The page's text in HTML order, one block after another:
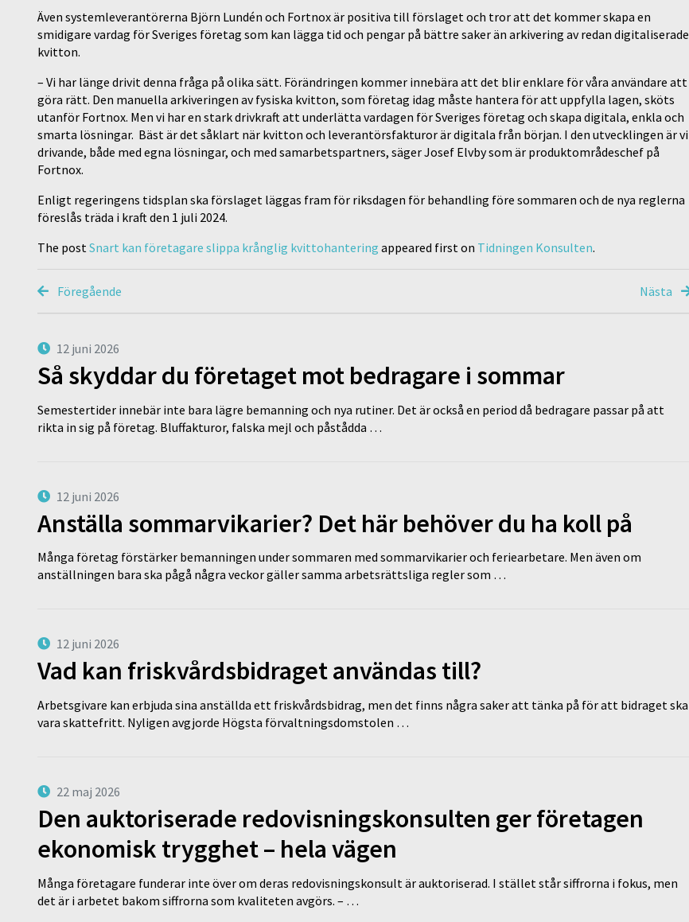
Även systemleverantörerna Björn Lundén och Fortnox är positiva till förslaget och tror att det kommer skapa en
smidigare vardag för Sveriges företag som kan lägga tid och pengar på bättre saker än arkivering av redan digitaliserade
kvitton.
– Vi har länge drivit denna fråga på olika sätt. Förändringen kommer innebära att det blir enklare för våra användare att
göra rätt. Den manuella arkiveringen av fysiska kvitton, som företag idag måste hantera för att uppfylla lagen, sköts
utanför Fortnox. Men vi har en stark drivkraft att underlätta vardagen för Sveriges företag och skapa digitala, enkla och
smarta lösningar. Bäst är det såklart när kvitton och leverantörsfakturor är digitala från början. I den utvecklingen är vi
drivande, både med egna lösningar, och med samarbetspartners, säger Josef Elvby som är produktområdeschef på
Fortnox.
Enligt regeringens tidsplan ska förslaget läggas fram för riksdagen för behandling före sommaren och de nya reglerna
föreslås träda i kraft den 1 juli 2024.
The post Snart kan företagare slippa krånglig kvittohantering appeared first on Tidningen Konsulten.
Föregående Nästa
12 juni 2026
Så skyddar du företaget mot bedragare i sommar
Semestertider innebär inte bara lägre bemanning och nya rutiner. Det är också en period då bedragare passar på att
rikta in sig på företag. Bluffakturor, falska mejl och påstådda …
12 juni 2026
Anställa sommarvikarier? Det här behöver du ha koll på
Många företag förstärker bemanningen under sommaren med sommarvikarier och feriearbetare. Men även om
anställningen bara ska pågå några veckor gäller samma arbetsrättsliga regler som …
12 juni 2026
Vad kan friskvårdsbidraget användas till?
Arbetsgivare kan erbjuda sina anställda ett friskvårdsbidrag, men det finns några saker att tänka på för att bidraget ska
vara skattefritt. Nyligen avgjorde Högsta förvaltningsdomstolen …
22 maj 2026
Den auktoriserade redovisningskonsulten ger företagen
ekonomisk trygghet – hela vägen
Många företagare funderar inte över om deras redovisningskonsult är auktoriserad. I stället står siffrorna i fokus, men
det är i arbetet bakom siffrorna som kvaliteten avgörs. – …